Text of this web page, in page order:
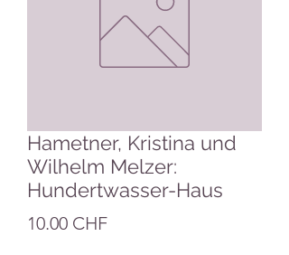
Hametner, Kristina und
Wilhelm Melzer:
Hundertwasser-Haus
10.00 CHFPrix